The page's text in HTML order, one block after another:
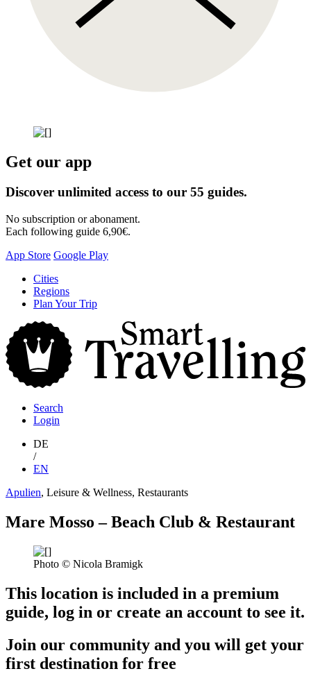
Get our app
Discover unlimited access to our 55 guides.
No subscription or abonament.
Each following guide 6,90€.
App Store Google Play
Skip
content
Cities
Regions
Plan Your Trip
Search
Login
DE
/
EN
Apulien, Leisure & Wellness, Restaurants
Mare Mosso – Beach Club & Restaurant
Photo © Nicola Bramigk
This location is included in a premium
guide, log in or create an account to see it.
Join our community and you will get your
first destination for free